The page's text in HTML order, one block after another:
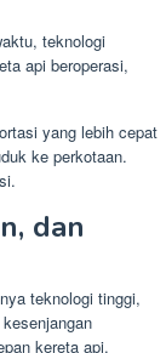
teknologi
api beroperasi,
yang lebih cepat
ke perkotaan.
dan
teknologi tinggi,
kereta api.